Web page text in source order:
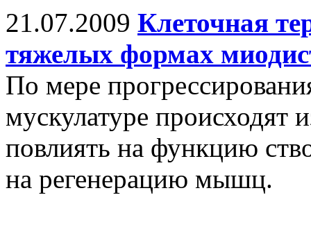
21.07.2009 Клеточная
тяжелых формах
По мере
мускулатуре происходят
повлиять на функцию
на регенерацию мышц.